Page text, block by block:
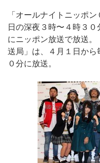
「オールナイトニッポ
日の深夜３時〜４時３
にニッポン放送で放送
送局」は、４月１日から
０分に放送。